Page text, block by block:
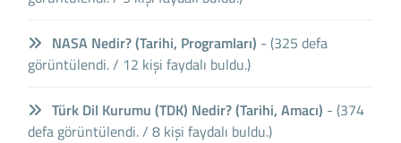
NASA Nedir? (Tarihi, Programları) - (325 defa
görüntülendi. / 12 kişi faydalı buldu.)
Türk Dil Kurumu (TDK) Nedir? (Tarihi, Amacı) - (374
defa görüntülendi. / 8 kişi faydalı buldu.)